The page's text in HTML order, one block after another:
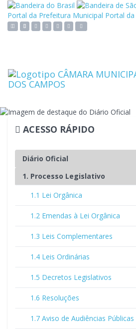
Link
externo
para
Portal
Portal da Prefeitura Municipal Portal
Ação para aumentar tamanho da fonte do site
Ação para diminuir tamanho da fonte do site
Ação para aplicar auto contraste no site
Acessar página sobre acessibilidade do site
Acessar página sobre NVDA - Leitor
Acessar página sobre VLibras -
Acessar Intranet
ACESSO RÁPIDO
Diário Oficial
1. Processo Legislativo
1.1 Lei Orgânica
1.2 Emendas à Lei Orgânica
1.3 Leis Complementares
1.4 Leis Ordinárias
1.5 Decretos Legislativos
1.6 Resoluções
1.7 Aviso de Audiências Públicas